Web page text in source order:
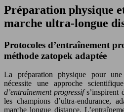
Préparation physique
marche ultra-longue
Protocoles d’entraînement
méthode zatopek adaptée
La préparation physique pour
nécessite une approche
d’entraînement progressifs’inspirent
les champions d’ultra-endurance,
marche longue distance.